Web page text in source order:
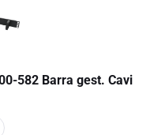
582 Barra gest. Cavi